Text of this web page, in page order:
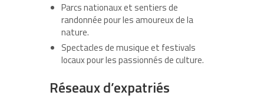
Parcs nationaux et sentiers de
randonnée pour les amoureux de la
nature.
Spectacles de musique et festivals
locaux pour les passionnés de culture.
Réseaux d’expatriés